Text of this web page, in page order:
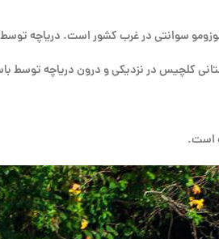
سوانتی در غرب کشور است. دریاچه